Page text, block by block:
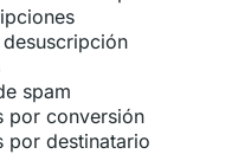
desuscripción
spam
por conversión
por destinatario